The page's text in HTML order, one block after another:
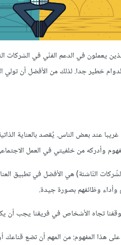
في الدعم الفنّي في الشركات
خطير جدا. لذلك من الأفضل أن تولي
غريبا عند بعض الناس. يُقصد بالعناية
وأدركه من خلفيتي في العمل
النّاشئة) هي الأفضل في تطبيق
وظائفهم بصورة جيدة.
وموقفنا تجاه الأشخاص في فريقنا يجب أن
على هذا المفهوم: من المهم أن تضع